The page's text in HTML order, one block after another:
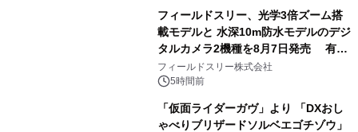
フィールドスリー、光学3倍ズーム搭
載モデルと 水深10m防水モデルのデジ
タルカメラ2機種を8月7日発売 有効
約1300万画素、用途別に選べるコンデ
ジ新登場
フィールドスリー株式会社
5時間前
「仮面ライダーガヴ」より 「DXおし
ゃべりブリザードソルベエゴチゾウ」